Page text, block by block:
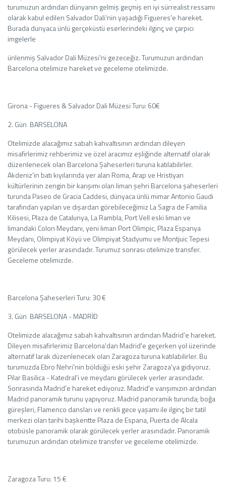
turumuzun ardından dünyanın gelmiş geçmiş en iyi sürrealist ressamı
olarak kabul edilen Salvador Dali'nin yaşadığı Figueres'e hareket.
Burada dünyaca ünlü gerçeküstü eserlerindeki ilginç ve çarpıcı
imgelerle
ünlenmiş Salvador Dali Müzesi'ni gezeceğiz. Turumuzun ardından
Barcelona otelimize hareket ve geceleme otelimizde.
Girona - Figueres & Salvador Dali Müzesi Turu: 60€
2. Gün BARSELONA
Otelimizde alacağımız sabah kahvaltısının ardından dileyen
misafirlerimiz rehberimiz ve özel aracımız eşliğinde alternatif olarak
düzenlenecek olan Barcelona Şaheserleri turuna katılabilirler.
Akdeniz'in batı kıyılarında yer alan Roma, Arap ve Hristiyan
kültürlerinin zengin bir karışımı olan liman şehri Barcelona şaheserleri
turunda Paseo de Gracia Caddesi, dünyaca ünlü mimar Antonio Gaudi
tarafından yapılan ve dışardan görebileceğimiz La Sagra de Familia
Kilisesi, Plaza de Catalunya, La Rambla, Port Vell eski liman ve
limandaki Colon Meydanı, yeni liman Port Olimpic, Plaza Espanya
Meydanı, Olimpiyat Köyü ve Olimpiyat Stadyumu ve Montjuic Tepesi
görülecek yerler arasındadır. Turumuz sonrası otelimize transfer.
Geceleme otelimizde.
Barcelona Şaheserleri Turu: 30 €
3. Gün BARSELONA - MADRİD
Otelimizde alacağımız sabah kahvaltısının ardından Madrid'e hareket.
Dileyen misafirlerimiz Barcelona'dan Madrid'e geçerken yol üzerinde
alternatif larak düzenlenecek olan Zaragoza turuna katılabilirler. Bu
turumuzda Ebro Nehri'nin böldüğü eski şehir Zaragoza'ya gidiyoruz.
Pilar Basilica - Katedral'i ve meydanı görülecek yerler arasındadır.
Sonrasında Madrid'e hareket ediyoruz. Madrid'e varışımızın ardından
Madrid panoramik turunu yapıyoruz. Madrid panoramik turunda; boğa
güreşleri, Flamenco dansları ve renkli gece yaşamı ile ilginç bir tatil
merkezi olan tarihi başkentte Plaza de Espana, Puerta de Alcala
otobüsle panoramik olarak görülecek yerler arasındadır. Panoramik
turumuzun ardından otelimize transfer ve geceleme otelimizde.
Zaragoza Turu: 15 €